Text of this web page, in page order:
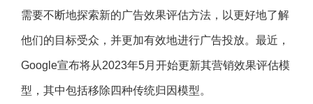
需要不断地探索新的广告效果评估方法，以更好地了解
他们的目标受众，并更加有效地进行广告投放。最近，
Google宣布将从2023年5月开始更新其营销效果评估模
型，其中包括移除四种传统归因模型。